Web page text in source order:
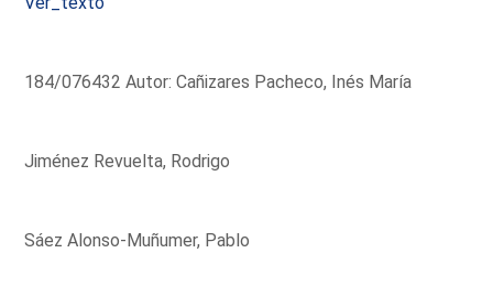
184/076432 Autor: Cañizares Pacheco, Inés María
Jiménez Revuelta, Rodrigo
Sáez Alonso-Muñumer, Pablo